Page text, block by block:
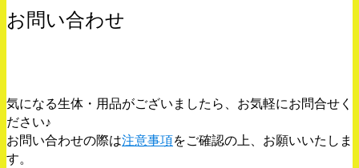
お問い合わせ
気になる生体・用品がございましたら、お気軽にお問合せく
ださい♪
お問い合わせの際は注意事項をご確認の上、お願いいたしま
す。